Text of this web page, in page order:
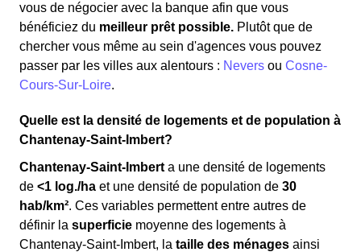
vous de négocier avec la banque afin que vous
bénéficiez du meilleur prêt possible. Plutôt que de
chercher vous même au sein d'agences vous pouvez
passer par les villes aux alentours : Nevers ou Cosne-
Cours-Sur-Loire.
Quelle est la densité de logements et de population à
Chantenay-Saint-Imbert?
Chantenay-Saint-Imbert a une densité de logements
de <1 log./ha et une densité de population de 30
hab/km². Ces variables permettent entre autres de
définir la superficie moyenne des logements à
Chantenay-Saint-Imbert, la taille des ménages ainsi